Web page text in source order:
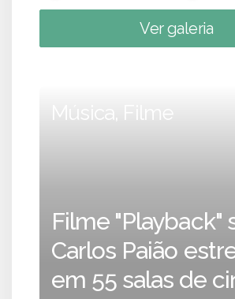
Ver galeria
Música, Filme
Filme "Playback"
Carlos Paião
em 55 salas de